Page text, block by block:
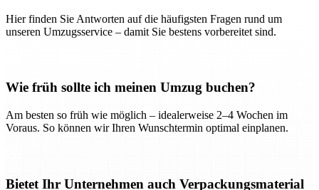
Hier finden Sie Antworten auf die häufigsten Fragen rund um
unseren Umzugsservice – damit Sie bestens vorbereitet sind.
Wie früh sollte ich meinen Umzug buchen?
Am besten so früh wie möglich – idealerweise 2–4 Wochen im
Voraus. So können wir Ihren Wunschtermin optimal einplanen.
Bietet Ihr Unternehmen auch Verpackungsmaterial